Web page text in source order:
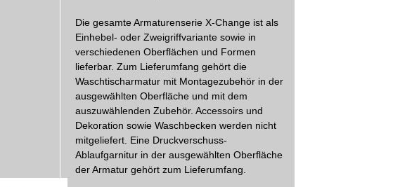
Die gesamte Armaturenserie X-Change ist als
Einhebel- oder Zweigriffvariante sowie in
verschiedenen Oberflächen und Formen
lieferbar. Zum Lieferumfang gehört die
Waschtischarmatur mit Montagezubehör in der
ausgewählten Oberfläche und mit dem
auszuwählenden Zubehör. Accessoirs und
Dekoration sowie Waschbecken werden nicht
mitgeliefert. Eine Druckverschuss-
Ablaufgarnitur in der ausgewählten Oberfläche
der Armatur gehört zum Lieferumfang.